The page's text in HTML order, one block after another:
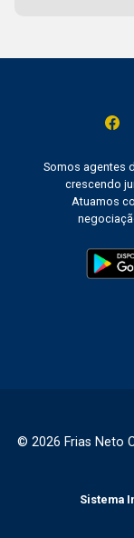
Somos agentes
crescendo
Atuamos
© 2026 Frias Neto
Sistema